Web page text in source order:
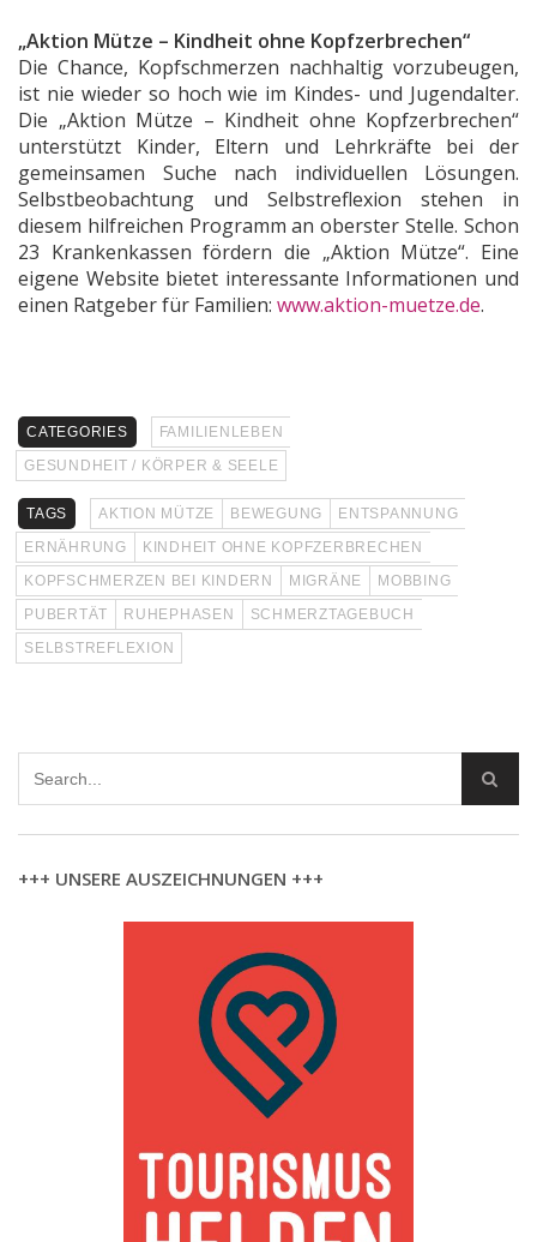
„Aktion Mütze – Kindheit ohne Kopfzerbrechen“
Die Chance, Kopfschmerzen nachhaltig vorzubeugen,
ist nie wieder so hoch wie im Kindes- und Jugendalter.
Die „Aktion Mütze – Kindheit ohne Kopfzerbrechen“
unterstützt Kinder, Eltern und Lehrkräfte bei der
gemeinsamen Suche nach individuellen Lösungen.
Selbstbeobachtung und Selbstreflexion stehen in
diesem hilfreichen Programm an oberster Stelle. Schon
23 Krankenkassen fördern die „Aktion Mütze“. Eine
eigene Website bietet interessante Informationen und
einen Ratgeber für Familien: www.aktion-muetze.de.
CATEGORIES
FAMILIENLEBEN
GESUNDHEIT / KÖRPER & SEELE
TAGS AKTION MÜTZE BEWEGUNG
ENTSPANNUNG
ERNÄHRUNG
KINDHEIT OHNE KOPFZERBRECHEN
KOPFSCHMERZEN BEI KINDERN
MIGRÄNE
MOBBING
PUBERTÄT
RUHEPHASEN
SCHMERZTAGEBUCH
SELBSTREFLEXION
+++ UNSERE AUSZEICHNUNGEN +++